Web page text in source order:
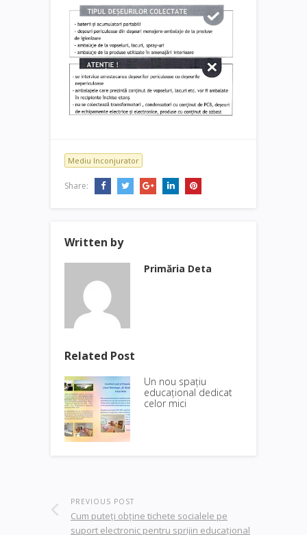
Mediu Inconjurator
Share:
Written by
Primăria Deta
Related Post
Un nou spațiu
educațional dedicat
celor mici
PREVIOUS POST
Cum puteți obține tichete socialele pe
suport electronic pentru sprijin educațional